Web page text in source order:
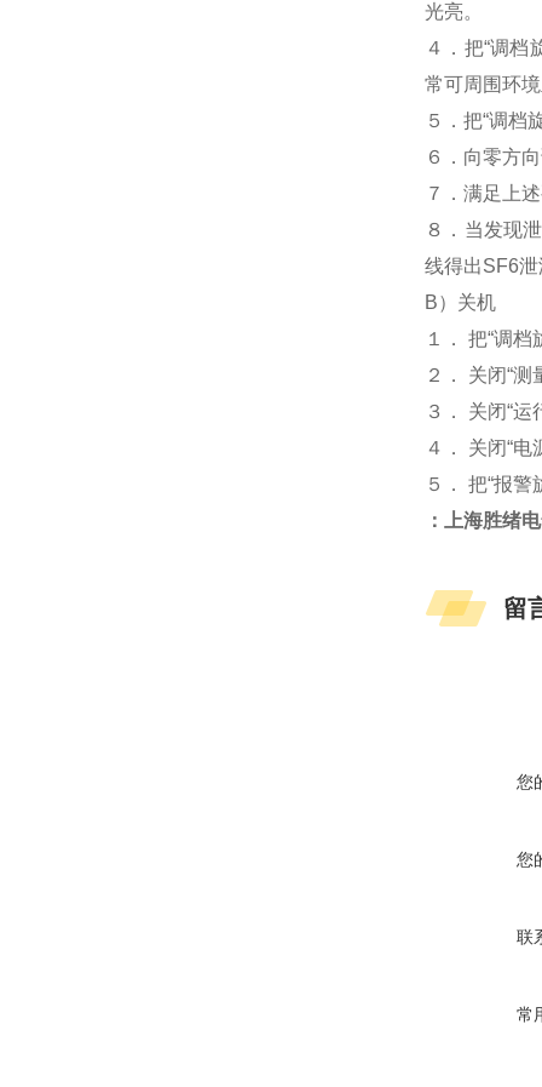
光亮。
４．把“调档
常可周围环
５．把“调档
６．向零方
７．满足上
８．当发现
线得出SF6
B）关机
１． 把“调档
２． 关闭“测
３． 关闭“运
４． 关闭“电
５． 把“报警
：上海胜绪
留
您
您
联
常